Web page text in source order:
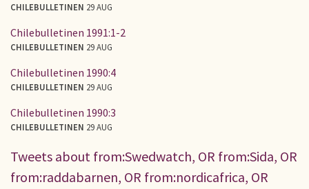
CHILEBULLETINEN 29 AUG
Chilebulletinen 1991:1-2
CHILEBULLETINEN 29 AUG
Chilebulletinen 1990:4
CHILEBULLETINEN 29 AUG
Chilebulletinen 1990:3
CHILEBULLETINEN 29 AUG
Tweets about from:Swedwatch, OR from:Sida, OR
from:raddabarnen, OR from:nordicafrica, OR